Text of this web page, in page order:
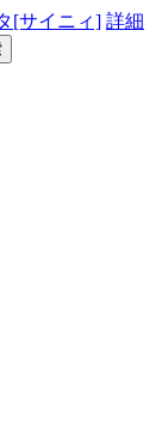
[サイニィ] 詳細